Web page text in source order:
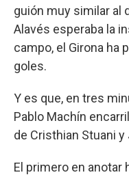
guión muy similar al
Alavés esperaba la
campo, el Girona ha
goles.
Y es que, en tres
Pablo Machín
de Cristhian Stuani y
El primero en anotar